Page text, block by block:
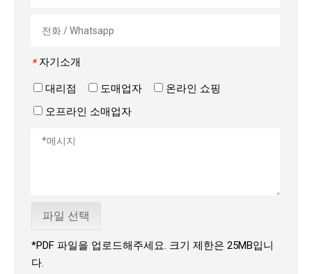
* 자기소개
대리점 도매업자
온라인 쇼핑
오프라인 소매업자
파일 선택
*PDF 파일을 업로드해주세요. 크기 제한은 25MB입니
다.